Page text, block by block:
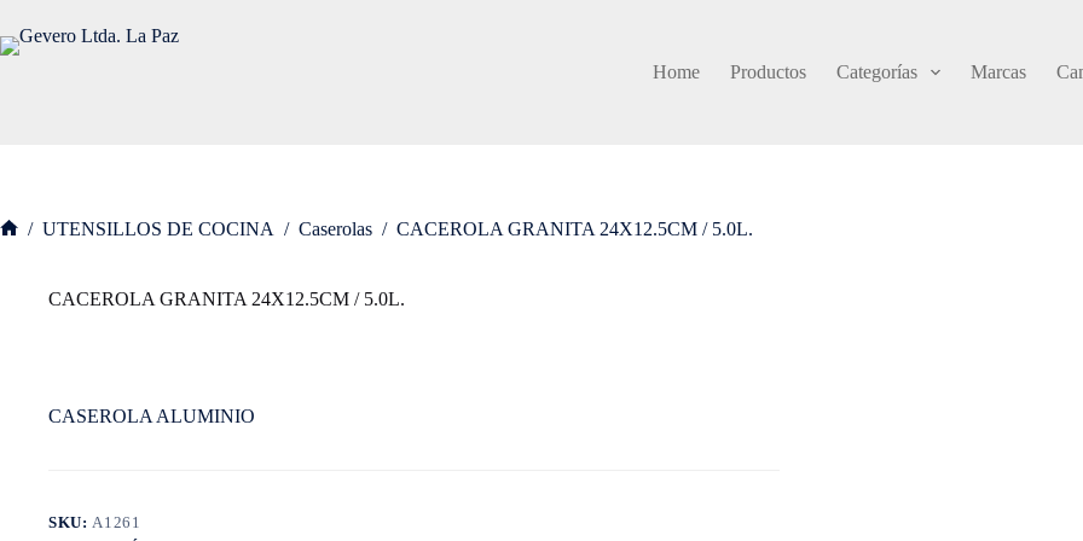
contenido
Home
Productos Categorías Marcas
/ UTENSILLOS DE COCINA / Caserolas / CACEROLA GRANITA 24X12.5CM / 5.0L.
CACEROLA GRANITA 24X12.5CM / 5.0L.
CASEROLA ALUMINIO
SKU:A1261